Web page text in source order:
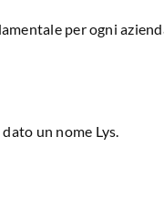
per ogni
un nome Lys.